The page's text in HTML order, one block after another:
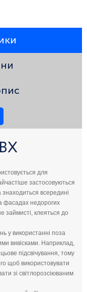
для
застосовуються
всередині
фасадах недорогих
займисті, клеяться до
у використанні поза
вивісками. Наприклад,
підсвічування, тому
щоб використовувати
зі світлорозсіюваним